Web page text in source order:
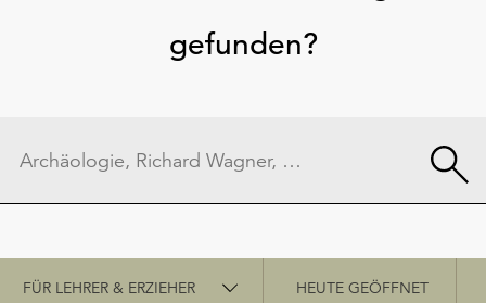
gefunden?
Schnellzugriff
FÜR LEHRER & ERZIEHER HEUTE GEÖFFNET